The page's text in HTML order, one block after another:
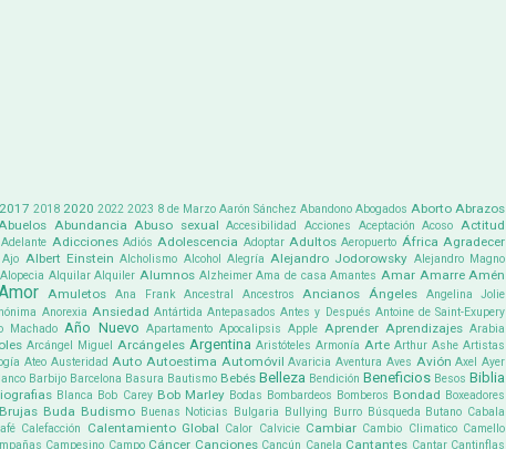
2017 2018 2020 2022 2023 8 de Marzo Aarón Sánchez Abandono Abogados Aborto Abrazos
Abundancia Abuso sexual Accesibilidad Acciones Aceptación Acoso Actitud
Adelante Adicciones Adiós Adolescencia Adoptar Adultos Aeropuerto África Agradecer
Ajo Albert Einstein Alcholismo Alcohol Alegría Alejandro Jodorowsky Alejandro Magno
Alopecia Alquilar Alquiler Alumnos Alzheimer Ama de casa Amantes Amar Amarre Amén
Amuletos Ana Frank Ancestral Ancestros Ancianos Ángeles Angelina Jolie
Anorexia Ansiedad Antártida Antepasados Antes y Después Antoine de Saint-Exupery
Machado Año Nuevo Apartamento Apocalipsis Apple Aprender Aprendizajes Arabia
Arcángel Miguel Arcángeles Argentina Aristóteles Armonía Arte Arthur Ashe Artistas
Ateo Austeridad Auto Autoestima Automóvil Avaricia Aventura Aves Avión Axel Ayer
Barbijo Barcelona Basura Bautismo Bebés Belleza Bendición Beneficios Besos Biblia
Blanca Bob Carey Bob Marley Bodas Bombardeos Bomberos Bondad Boxeadores
Brujas Buda Budismo Buenas Noticias Bulgaria Bullying Burro Búsqueda Butano Cabala
Calefacción Calentamiento Global Calor Calvicie Cambiar Cambio Climatico Camello
Campesino Campo Cáncer Canciones Cancún Canela Cantantes Cantar Cantinflas